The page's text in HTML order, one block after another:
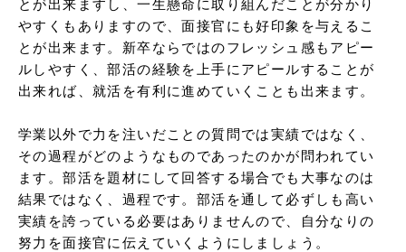
やすくもありますので、面接官にも好印象を与えるこ
とが出来ます。新卒ならではのフレッシュ感もアピー
ルしやすく、部活の経験を上手にアピールすることが
出来れば、就活を有利に進めていくことも出来ます。
学業以外で力を注いだことの質問では実績ではなく、
その過程がどのようなものであったのかが問われてい
ます。部活を題材にして回答する場合でも大事なのは
結果ではなく、過程です。部活を通して必ずしも高い
実績を誇っている必要はありませんので、自分なりの
努力を面接官に伝えていくようにしましょう。